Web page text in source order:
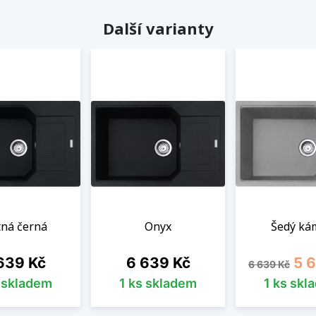
Další varianty
černá
Kč
Onyx
Cena
6 639 Kč
1 ks skladem
Šedý
Běžná cena
6 639 Kč 5
1 ks